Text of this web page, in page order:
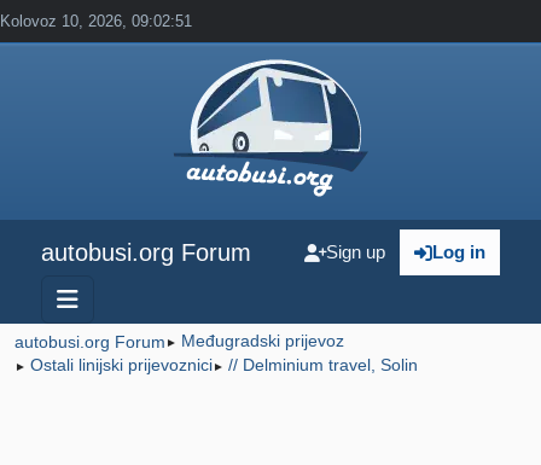
Kolovoz 10, 2026, 09:02:51
autobusi.org Forum Log in
Sign up
autobusi.org Forum ► Međugradski prijevoz
► Ostali linijski prijevoznici► // Delminium travel, Solin